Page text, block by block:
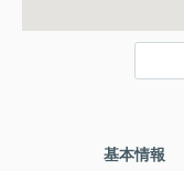
基本情報